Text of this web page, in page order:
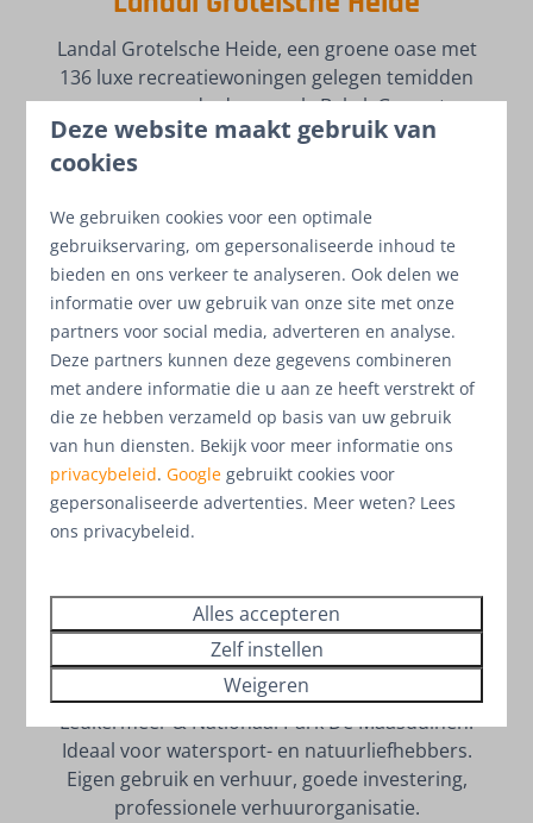
Landal Grotelsche Heide, een groene oase met
136 luxe recreatiewoningen gelegen temidden
van eeuwenoude dorpen als Bakel, Gemert en
Aarle-Rixtel. De omringende natuur heeft een
rustgevende werking op wie even de hectiek van
Bekijk het aanbod
Marina Resort Leukermeer
Marina Resort Leukermeer beschikt over 148
recreatiewoningen en 34 appartementen nabij
Leukermeer & Nationaal Park De Maasduinen.
Ideaal voor watersport- en natuurliefhebbers.
Eigen gebruik en verhuur, goede investering,
professionele verhuurorganisatie.
Deze website maakt gebruik van
cookies
We gebruiken cookies voor een optimale
gebruikservaring, om gepersonaliseerde inhoud te
bieden en ons verkeer te analyseren. Ook delen we
informatie over uw gebruik van onze site met onze
partners voor social media, adverteren en analyse.
Deze partners kunnen deze gegevens combineren
met andere informatie die u aan ze heeft verstrekt of
die ze hebben verzameld op basis van uw gebruik
van hun diensten. Bekijk voor meer informatie ons
privacybeleid.Google gebruikt cookies voor
gepersonaliseerde advertenties. Meer weten? Lees
ons privacybeleid.
Alles accepteren
Zelf instellen
Weigeren